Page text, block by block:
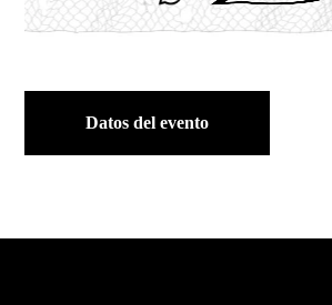
Datos del evento